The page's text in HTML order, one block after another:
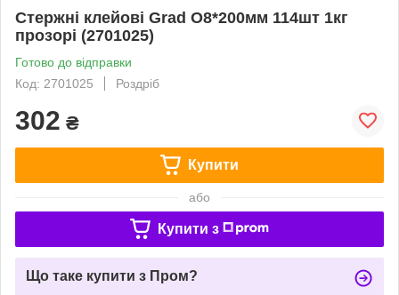
Стержні клейові Grad O8*200мм 114шт 1кг
прозорі (2701025)
Готово до відправки
Код: 2701025
Роздріб
302 ₴
Купити
або
Купити з
Що таке купити з Пром?